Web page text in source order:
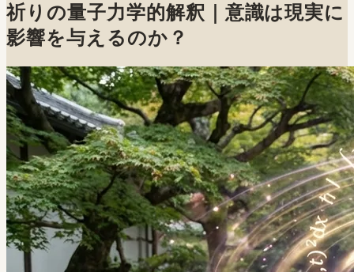
祈りの量子力学的解釈｜意識は現実に
影響を与えるのか？